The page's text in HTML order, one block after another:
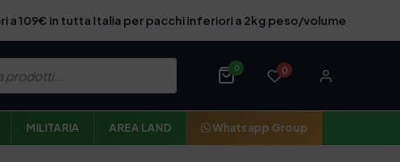
a 109€ in tutta Italia per pacchi inferiori a 2kg peso/volume
0 0
MILITARIA AREA LAND Whatsapp Group